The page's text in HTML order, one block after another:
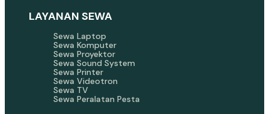
LAYANAN SEWA
Sewa Laptop
Sewa Komputer
Sewa Proyektor
Sewa Sound System
Sewa Printer
Sewa Videotron
Sewa TV
Sewa Peralatan Pesta